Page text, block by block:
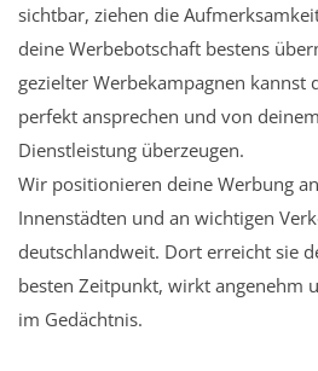
sichtbar, ziehen die
deine Werbebotschaft bestens
gezielter Werbekampagnen kannst
perfekt ansprechen und von
Dienstleistung überzeugen.
Wir positionieren deine Werbung
Innenstädten und an wichtigen
deutschlandweit. Dort erreicht sie
besten Zeitpunkt, wirkt angenehm
im Gedächtnis.